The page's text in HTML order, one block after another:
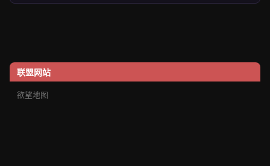
联盟网站
欲望地图